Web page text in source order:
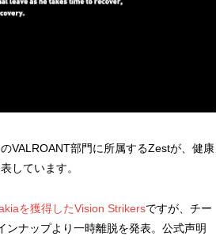
VALROANT部門に所属するZestが、健康
しています。
を獲得したVision Strikersですが、チー
ンナップより一時離脱を発表。公式声明